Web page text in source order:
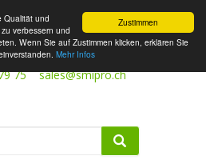
Zustimmen
Qualität und
verbessern und
Wenn Sie auf Zustimmen klicken, erklären Sie
Mehr Infos
75 sales@smipro.ch